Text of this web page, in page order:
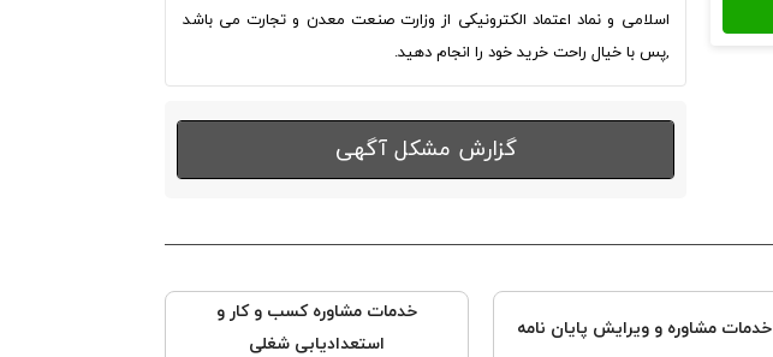
اسلامی و نماد اعتماد الکترونیکی از وزارت صنعت معدن و تجارت می باشد
,پس با خیال راحت خرید خود را انجام دهید.
گزارش مشکل آگهی
خدمات مشاوره و ویرایش پایان نامه
خدمات مشاوره کسب و کار و
استعدادیابی شغلی